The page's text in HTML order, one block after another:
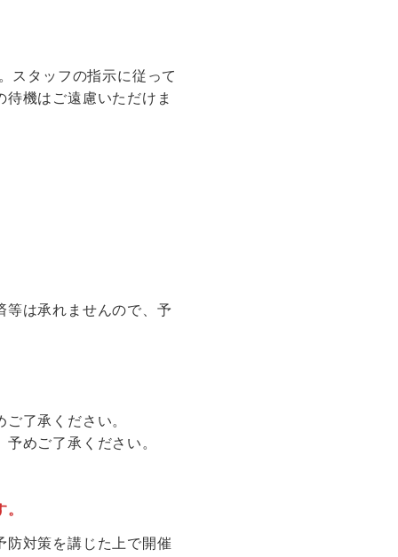
スタッフの指示に従って
機はご遠慮いただけま
は承れませんので、予
了承ください。
めご了承ください。
防対策を講じた上で開催